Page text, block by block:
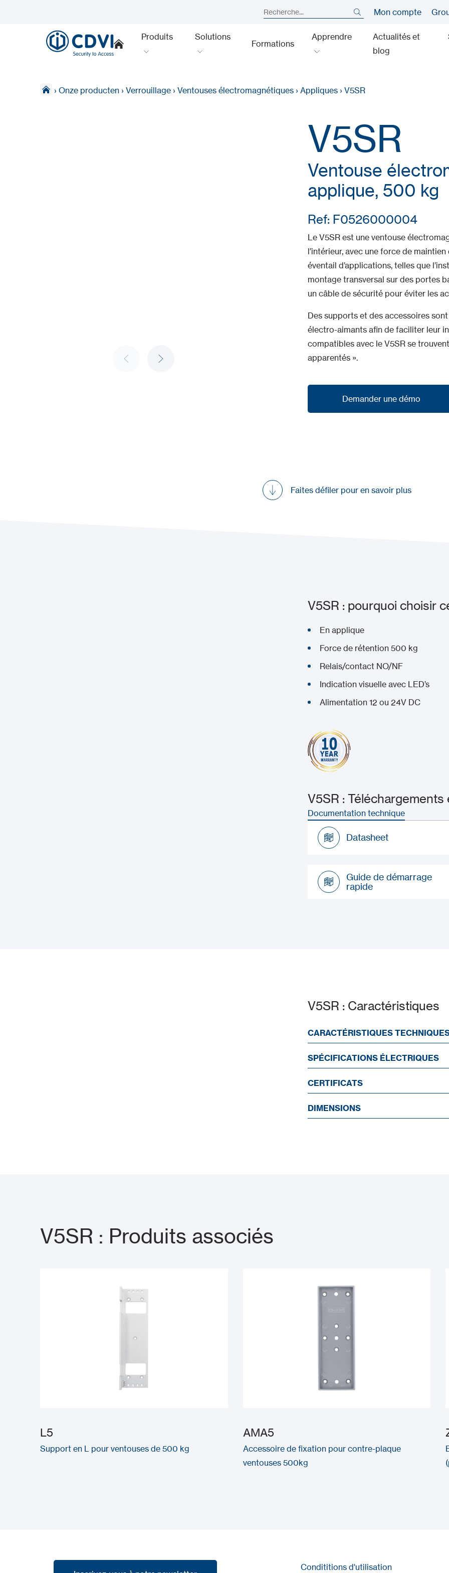
Mon compte
Produits Solutions
Formations
Apprendre
Actualités et
blog
› Onze producten › Verrouillage › Ventouses électromagnétiques › Appliques › V5SR
V5SR
Ventouse
applique, 500 kg
Ref: F0526000004
Le V5SR est une ventouse
l’intérieur, avec une force de
éventail d’applications, telles que
montage transversal sur des portes
un câble de sécurité pour éviter les
Des supports et des accessoires
électro-aimants afin de faciliter leur
compatibles avec le V5SR se
apparentés ».
Demander une démo
Faites défiler pour en savoir plus
V5SR : pourquoi choisir
En applique
Force de rétention 500 kg
Relais/contact NO/NF
Indication visuelle avec LED’s
Alimentation 12 ou 24V DC
V5SR : Téléchargements
Documentation technique
Datasheet
Datasheet
Guide de démarrage
rapide
V5SR : Caractéristiques
CARACTÉRISTIQUES
SPÉCIFICATIONS ÉLECTRIQUES
CERTIFICATS
DIMENSIONS
V5SR : Produits associés
L5
Support en L pour ventouses de 500 kg
AMA5
Accessoire de fixation pour contre-plaque
ventouses 500kg
Condititions d'utilisation